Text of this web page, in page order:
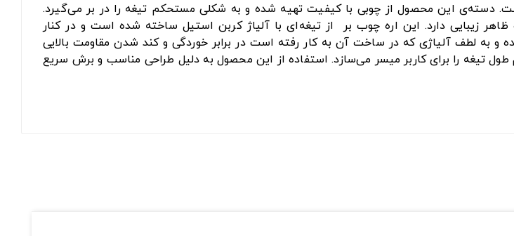
است. دسته‌ی این محصول از چوبی با کیفیت تهیه شده و به شکلی مستحکم تیغه را در بر می‌گیرد.
زیبایی دارد. این اره چوب بر از تیغه‌ای با آلیاژ کربن استیل ساخته شده است و در کنار
و به لطف آلیاژی که در ساخت آن به کار رفته است در برابر خوردگی و کند شدن مقاومت بالایی
تیغه را برای کاربر میسر می‌سازد. استفاده از این محصول به دلیل طراحی مناسب و برش سریع